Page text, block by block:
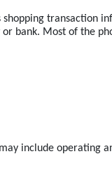
transaction
bank. Most of the
include operating